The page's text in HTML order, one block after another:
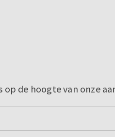
op de hoogte van onze